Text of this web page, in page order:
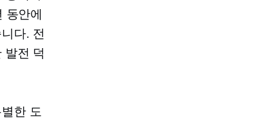
안에
다. 전
발전 덕
한 도